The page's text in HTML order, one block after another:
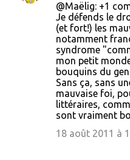
@Maëlig: +1
Je défends le
(et fort!) les
notamment
syndrome
mon petit
bouquins du
Sans ça, sans
mauvaise foi,
littéraires,
sont vraiment
18 août 2011 à